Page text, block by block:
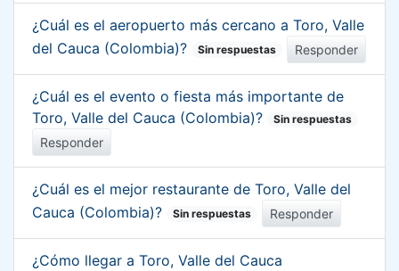
¿Cuál es el aeropuerto más cercano a Toro, Valle
del Cauca (Colombia)?
Sin respuestas Responder
¿Cuál es el evento o fiesta más importante de
Toro, Valle del Cauca (Colombia)?
Sin respuestas
Responder
¿Cuál es el mejor restaurante de Toro, Valle del
Cauca (Colombia)?
Sin respuestas Responder
¿Cómo llegar a Toro, Valle del Cauca